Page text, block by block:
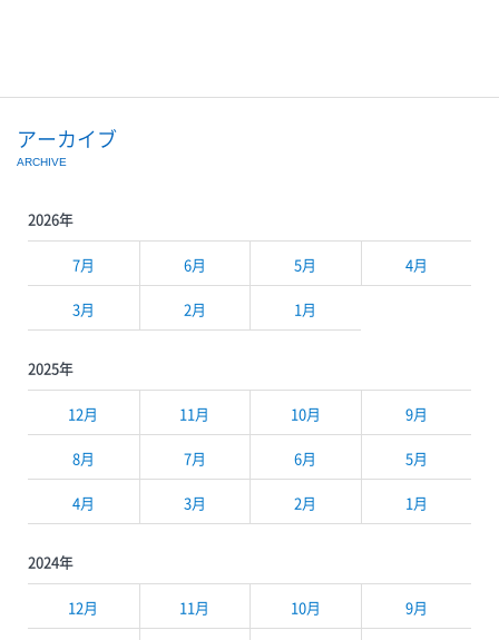
アーカイブ
ARCHIVE
2026年
7月 6月 5月 4月
3月 2月 1月
2025年
12月 11月 10月 9月
8月 7月 6月 5月
4月 3月 2月 1月
2024年
12月 11月 10月 9月